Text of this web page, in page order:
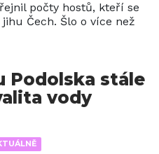
počty hostů, kteří se
Čech. Šlo o více než
Podolska stále
vody